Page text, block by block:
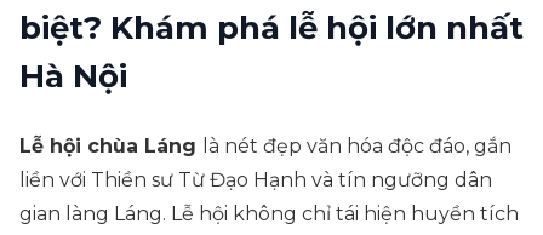
biệt? Khám phá lễ hội lớn nhất
Hà Nội
Lễ hội chùa Láng là nét đẹp văn hóa độc đáo, gắn
liền với Thiền sư Từ Đạo Hạnh và tín ngưỡng dân
gian làng Láng. Lễ hội không chỉ tái hiện huyền tích